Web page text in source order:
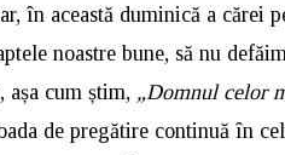
în această duminică a cărei
noastre bune, să nu
așa cum știm, „Domnul celor
de pregătire continuă în